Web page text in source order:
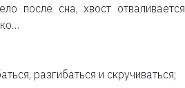
после сна, хвост отваливается
разгибаться и скручиваться;